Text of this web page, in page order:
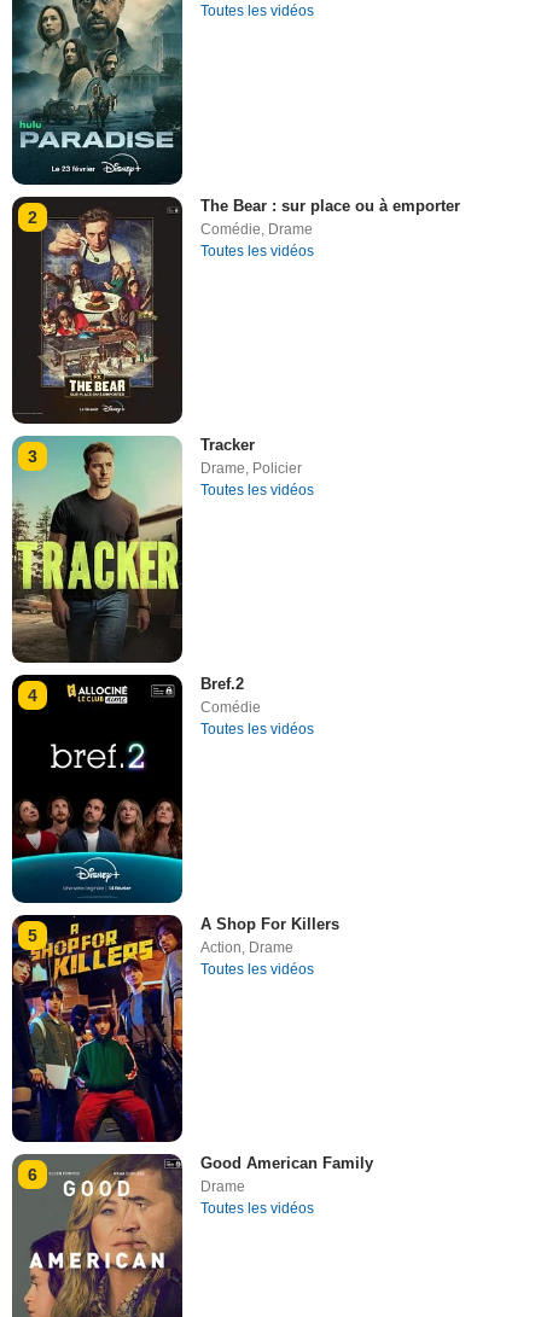
Toutes les vidéos
2
The Bear : sur place ou à emporter
Comédie Drame
Toutes les vidéos
3
Tracker
Drame, Policier
Toutes les vidéos
4
Bref.2
Comédie
Toutes les vidéos
5
A Shop For Killers
Action Drame
Toutes les vidéos
6
Good American Family
Drame
Toutes les vidéos